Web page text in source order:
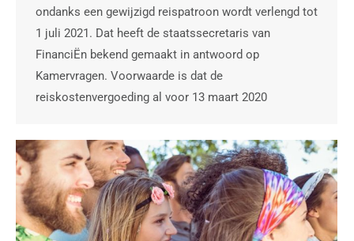
ondanks een gewijzigd reispatroon wordt verlengd tot
1 juli 2021. Dat heeft de staatssecretaris van
FinanciËn bekend gemaakt in antwoord op
Kamervragen. Voorwaarde is dat de
reiskostenvergoeding al voor 13 maart 2020